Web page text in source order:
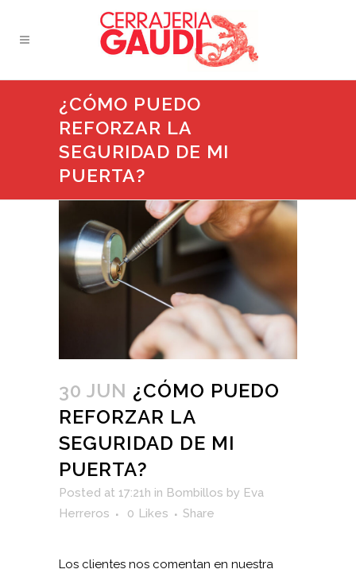
¿CÓMO PUEDO
REFORZAR LA
SEGURIDAD DE MI
PUERTA?
30 JUN ¿CÓMO PUEDO
REFORZAR LA
SEGURIDAD DE MI
PUERTA?
Posted at 17:21h in Bombillos by Eva
Herreros
0 Likes Share
Los clientes nos comentan en nuestra